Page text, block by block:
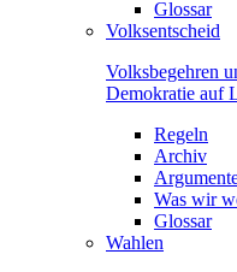
Glossar
Volksentscheid
Volksbegehren
Demokratie auf
Regeln
Archiv
Was wir
Glossar
Wahlen